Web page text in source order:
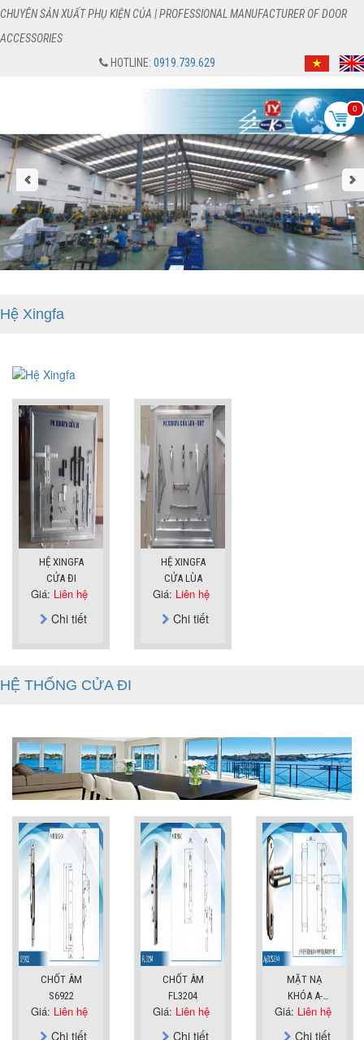
CHUYÊN SẢN XUẤT PHỤ KIỆN CỦA | PROFESSIONAL MANUFACTURER OF DOOR
ACCESSORIES
HOTLINE: 0919.739.629
0
Hệ Xingfa
HỆ XINGFA
CỬA ĐI
Giá: Liên hệ
Chi tiết
HỆ XINGFA
CỬA LÙA
Giá: Liên hệ
Chi tiết
HỆ THỐNG CỬA ĐI
CHỐT ÂM
S6922
Giá: Liên hệ
Chi tiết
CHỐT ÂM
FL3204
Giá: Liên hệ
Chi tiết
MẶT NẠ
KHÓA A-
SUS304
Giá: Liên hệ
Chi tiết